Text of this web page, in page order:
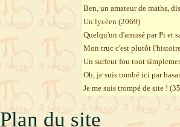
Ben, un amateur de maths,
Un lycéen (2069)
Quelqu'un d'amusé par Pi et
Mon truc c'est plutôt
Un surfeur fou tout
Oh, je suis tombé ici par
Je me suis trompé de site !
Plan du site